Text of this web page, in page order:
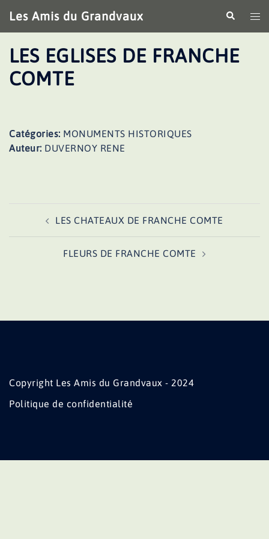
au
contenu
Les Amis du Grandvaux
le
LES EGLISES DE FRANCHE
COMTE
Catégories: MONUMENTS HISTORIQUES
Auteur: DUVERNOY RENE
d’articleLES CHATEAUX DE FRANCHE COMTE
FLEURS DE FRANCHE COMTE
Copyright Les Amis du Grandvaux - 2024
Politique de confidentialité